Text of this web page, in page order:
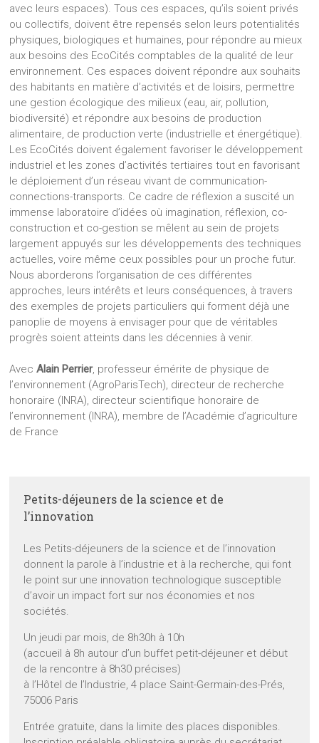
avec leurs espaces). Tous ces espaces, qu’ils soient privés
ou collectifs, doivent être repensés selon leurs potentialités
physiques, biologiques et humaines, pour répondre au mieux
aux besoins des EcoCités comptables de la qualité de leur
environnement. Ces espaces doivent répondre aux souhaits
des habitants en matière d’activités et de loisirs, permettre
une gestion écologique des milieux (eau, air, pollution,
biodiversité) et répondre aux besoins de production
alimentaire, de production verte (industrielle et énergétique).
Les EcoCités doivent également favoriser le développement
industriel et les zones d’activités tertiaires tout en favorisant
le déploiement d’un réseau vivant de communication-
connections-transports. Ce cadre de réflexion a suscité un
immense laboratoire d’idées où imagination, réflexion, co-
construction et co-gestion se mêlent au sein de projets
largement appuyés sur les développements des techniques
actuelles, voire même ceux possibles pour un proche futur.
Nous aborderons l’organisation de ces différentes
approches, leurs intérêts et leurs conséquences, à travers
des exemples de projets particuliers qui forment déjà une
panoplie de moyens à envisager pour que de véritables
progrès soient atteints dans les décennies à venir.
AvecAlain Perrier, professeur émérite de physique de
l’environnement (AgroParisTech), directeur de recherche
honoraire (INRA), directeur scientifique honoraire de
l’environnement (INRA), membre de l’Académie d’agriculture
de France
Petits-déjeuners de la science et de
l’innovation
Les Petits-déjeuners de la science et de l’innovation
donnent la parole à l’industrie et à la recherche, qui font
le point sur une innovation technologique susceptible
d’avoir un impact fort sur nos économies et nos
sociétés.
Un jeudi par mois, de 8h30h à 10h
(accueil à 8h autour d’un buffet petit-déjeuner et début
de la rencontre à 8h30 précises)
à l’Hôtel de l’Industrie, 4 place Saint-Germain-des-Prés,
75006 Paris
Entrée gratuite, dans la limite des places disponibles.